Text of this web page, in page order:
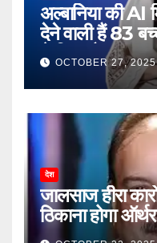
अल्बानिया की AI
देने वाली हैं 83
ने किया हैरान
OCTOBER 27,
देश
जालसाज हीरा
ठिकाना होगा
12